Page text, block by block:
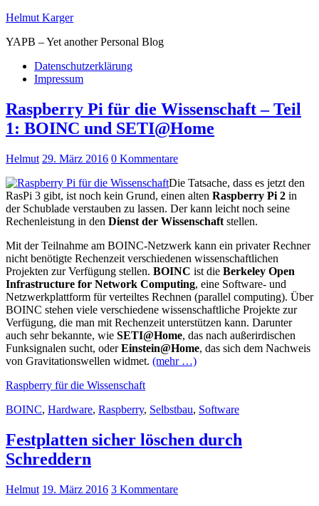
Helmut Karger
YAPB – Yet another Personal Blog
Datenschutzerklärung
Impressum
Raspberry Pi für die Wissenschaft – Teil
1: BOINC und SETI@Home
Helmut 29. März 2016 0 Kommentare
Die Tatsache, dass es jetzt den
RasPi 3 gibt, ist noch kein Grund, einen alten Raspberry Pi 2 in
der Schublade verstauben zu lassen. Der kann leicht noch seine
Rechenleistung in den Dienst der Wissenschaft stellen.
Mit der Teilnahme am BOINC-Netzwerk kann ein privater Rechner
nicht benötigte Rechenzeit verschiedenen wissenschaftlichen
Projekten zur Verfügung stellen. BOINC ist die Berkeley Open
Infrastructure for Network Computing, eine Software- und
Netzwerkplattform für verteiltes Rechnen (parallel computing). Über
BOINC stehen viele verschiedene wissenschaftliche Projekte zur
Verfügung, die man mit Rechenzeit unterstützen kann. Darunter
auch sehr bekannte, wie SETI@Home, das nach außerirdischen
Funksignalen sucht, oderEinstein@Home, das sich dem Nachweis
von Gravitationswellen widmet. (mehr …)
Raspberry für die Wissenschaft
BOINC, Hardware, Raspberry, Selbstbau, Software
Festplatten sicher löschen durch
Schreddern
Helmut 19. März 2016 3 Kommentare